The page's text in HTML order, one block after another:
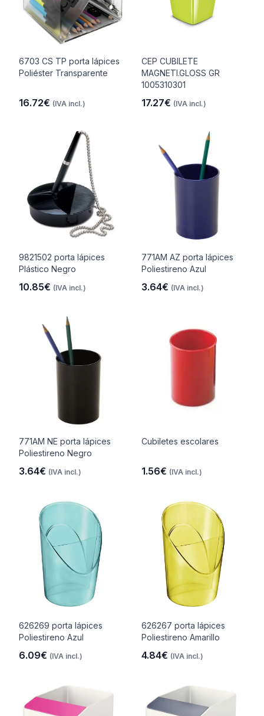
6703 CS TP porta lápices
Poliéster Transparente
16.72€ (IVA incl.)
CEP CUBILETE
MAGNETI.GLOSS GR
1005310301
17.27€ (IVA incl.)
9821502 porta lápices
Plástico Negro
10.85€ (IVA incl.)
771AM AZ porta lápices
Poliestireno Azul
3.64€ (IVA incl.)
771AM NE porta lápices
Poliestireno Negro
3.64€ (IVA incl.)
Cubiletes escolares
1.56€ (IVA incl.)
626269 porta lápices
Poliestireno Azul
6.09€ (IVA incl.)
626267 porta lápices
Poliestireno Amarillo
4.84€ (IVA incl.)